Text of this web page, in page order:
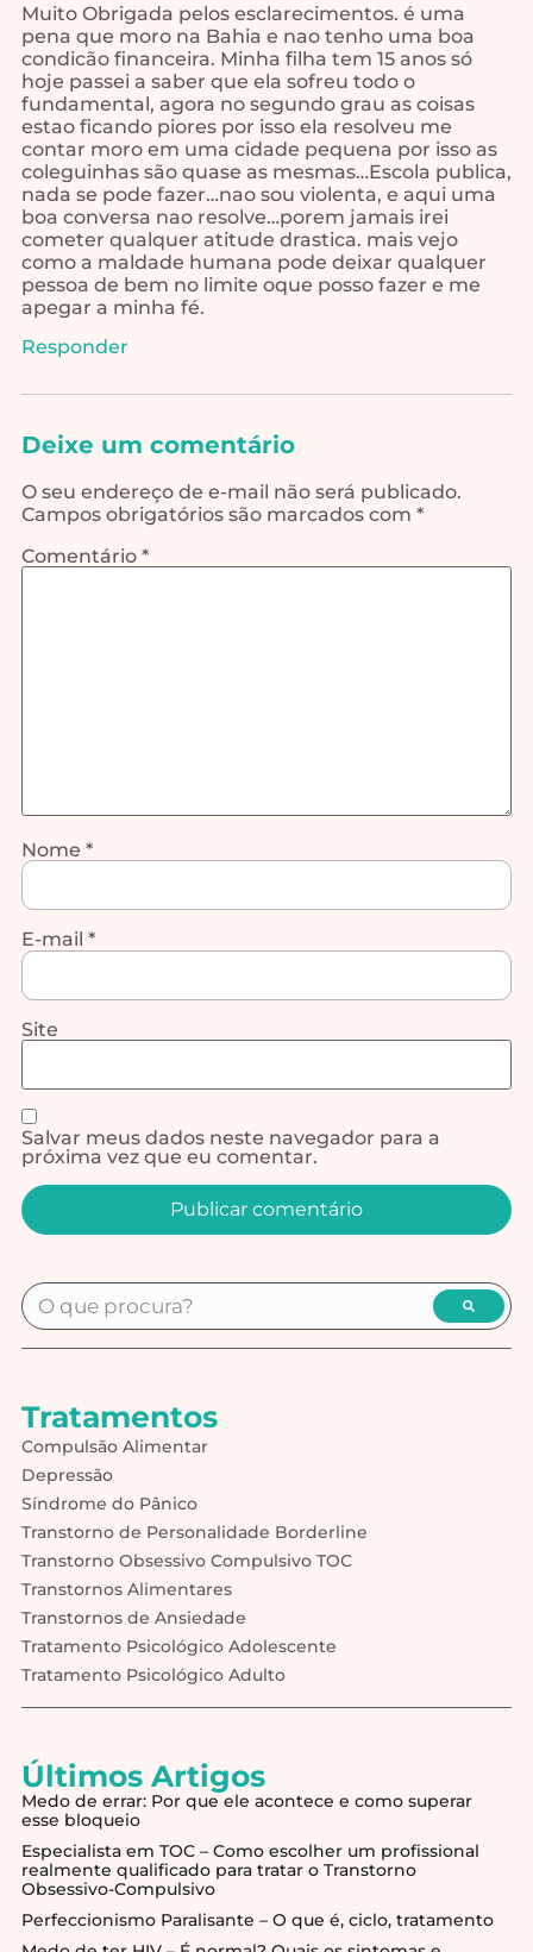
Muito Obrigada pelos esclarecimentos. é uma
pena que moro na Bahia e nao tenho uma boa
condicão financeira. Minha filha tem 15 anos só
hoje passei a saber que ela sofreu todo o
fundamental, agora no segundo grau as coisas
estao ficando piores por isso ela resolveu me
contar moro em uma cidade pequena por isso as
coleguinhas são quase as mesmas…Escola publica,
nada se pode fazer…nao sou violenta, e aqui uma
boa conversa nao resolve…porem jamais irei
cometer qualquer atitude drastica. mais vejo
como a maldade humana pode deixar qualquer
pessoa de bem no limite oque posso fazer e me
apegar a minha fé.
Responder
Deixe um comentário
O seu endereço de e-mail não será publicado.
Campos obrigatórios são marcados com *
Comentário *
Nome *
E-mail *
Site
Salvar meus dados neste navegador para a
próxima vez que eu comentar.
Tratamentos
Compulsão Alimentar
Depressão
Síndrome do Pânico
Transtorno de Personalidade Borderline
Transtorno Obsessivo Compulsivo TOC
Transtornos Alimentares
Transtornos de Ansiedade
Tratamento Psicológico Adolescente
Tratamento Psicológico Adulto
Últimos Artigos
Medo de errar: Por que ele acontece e como superar
esse bloqueio
Especialista em TOC – Como escolher um profissional
realmente qualificado para tratar o Transtorno
Obsessivo-Compulsivo
Perfeccionismo Paralisante – O que é, ciclo, tratamento